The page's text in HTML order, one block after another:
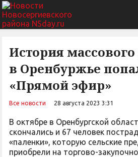
История
в Оренбуржье
«Прямой эфир»
Все новости 28 августа 2023 3:31
В октябре в Оренбургской
скончались и 67 человек
«паленки», которую сельские
приобрели на торгово-